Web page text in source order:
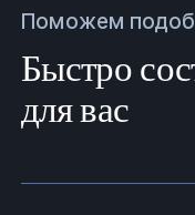
Поможем
Быстро
для вас